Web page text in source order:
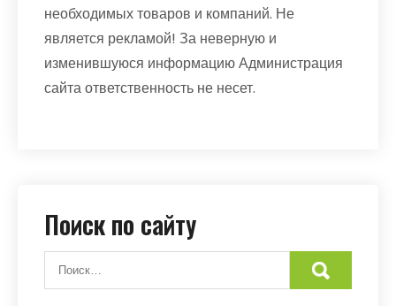
необходимых товаров и компаний. Не
является рекламой! За неверную и
изменившуюся информацию Администрация
сайта ответственность не несет.
Поиск по сайту